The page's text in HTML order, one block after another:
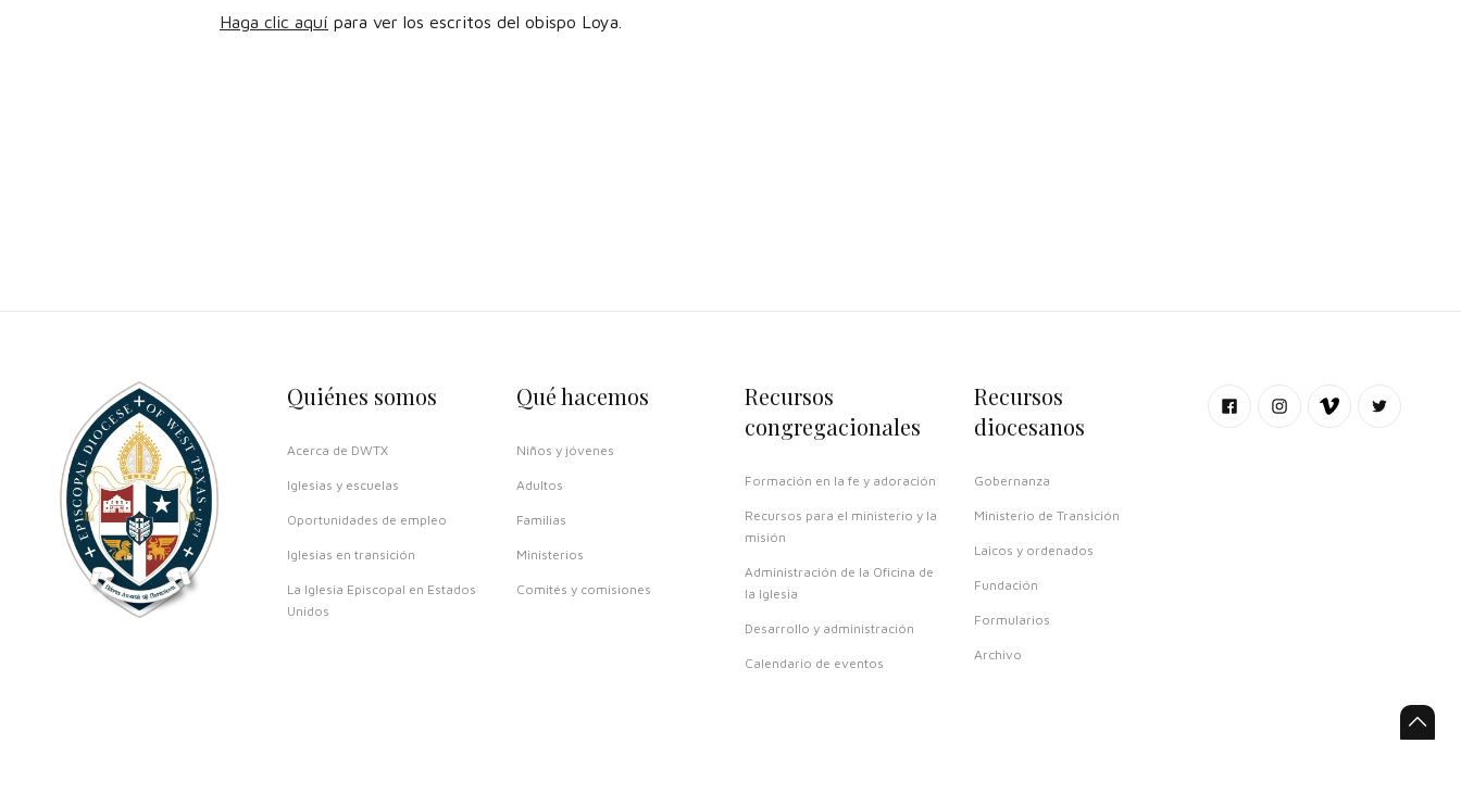
Haga clic aquí para ver los escritos del obispo Loya.
Quiénes somos
Acerca de DWTX
Iglesias y escuelas
Oportunidades de empleo
Iglesias en transición
La Iglesia Episcopal en Estados
Unidos
Qué hacemos
Niños y jóvenes
Adultos
Familias
Ministerios
Comités y comisiones
Recursos
congregacionales
Formación en la fe y adoración
Recursos para el ministerio y la
misión
Administración de la Oficina de
la Iglesia
Desarrollo y administración
Calendario de eventos
Recursos
diocesanos
Gobernanza
Ministerio de Transición
Laicos y ordenados
Fundación
Formularios
Archivo